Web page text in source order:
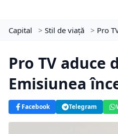
Capital > Stil de viață > Pro
Pro TV
Emisiunea
Facebook Telegram